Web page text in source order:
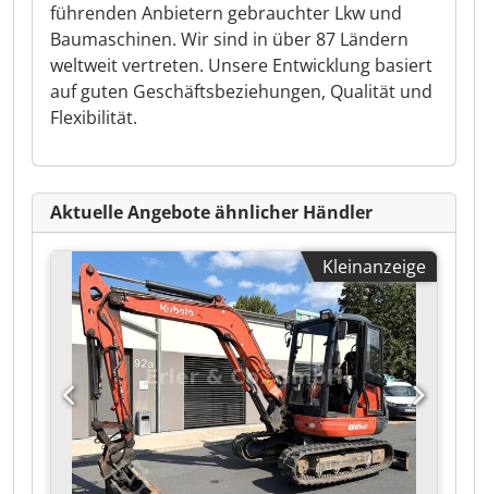
führenden Anbietern gebrauchter Lkw und
Baumaschinen. Wir sind in über 87 Ländern
weltweit vertreten. Unsere Entwicklung basiert
auf guten Geschäftsbeziehungen, Qualität und
Flexibilität.
Aktuelle Angebote ähnlicher Händler
Kleinanzeige